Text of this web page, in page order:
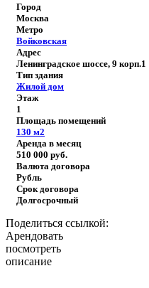
Город
Москва
Метро
Войковская
Адрес
Ленинградское шоссе, 9 корп.1
Тип здания
Жилой дом
Этаж
1
Площадь помещений
130 м2
Аренда в месяц
510 000 руб.
Валюта договора
Рубль
Срок договора
Долгосрочный
Поделиться ссылкой:
Арендовать
посмотреть
описание